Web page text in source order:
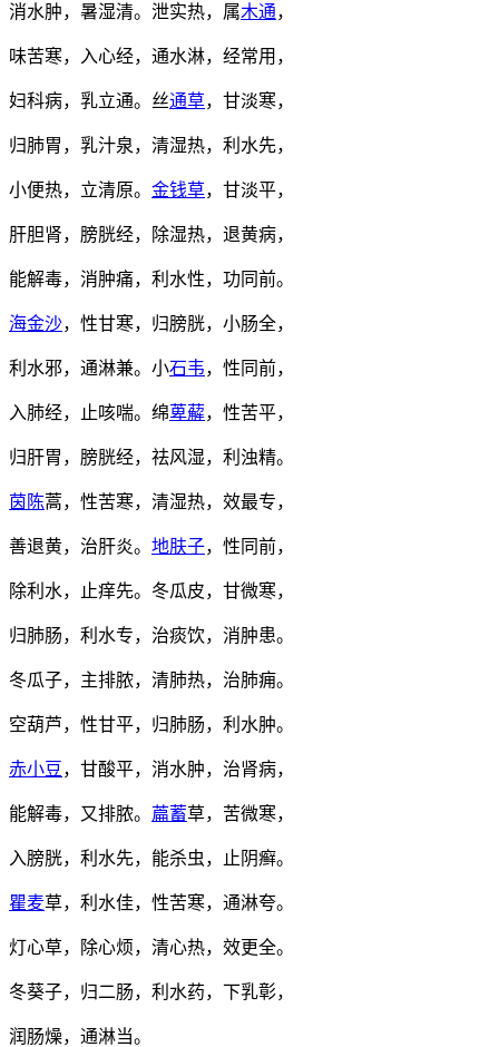
消水肿，暑湿清。泄实热，属木通，
味苦寒，入心经，通水淋，经常用，
妇科病，乳立通。丝通草，甘淡寒，
归肺胃，乳汁泉，清湿热，利水先，
小便热，立清原。 金钱草，甘淡平，
肝胆肾，膀胱经，除湿热，退黄病，
能解毒，消肿痛，利水性，功同前。
海金沙，性甘寒，归膀胱，小肠全，
利水邪，通淋兼。小石韦，性同前，
入肺经，止咳喘。绵萆薢，性苦平，
归肝胃，膀胱经，祛风湿，利浊精。
茵陈蒿，性苦寒，清湿热，效最专，
善退黄，治肝炎。 地肤子，性同前，
除利水，止痒先。冬瓜皮，甘微寒，
归肺肠，利水专，治痰饮，消肿患。
冬瓜子，主排脓，清肺热，治肺痈。
空葫芦，性甘平，归肺肠，利水肿。
赤小豆 ，甘酸平，消水肿，治肾病，
能解毒，又排脓。 萹蓄草，苦微寒，
入膀胱，利水先，能杀虫，止阴癣。
瞿麦草，利水佳，性苦寒，通淋夸。
灯心草，除心烦，清心热，效更全。
冬葵子，归二肠，利水药，下乳彰，
润肠燥，通淋当。